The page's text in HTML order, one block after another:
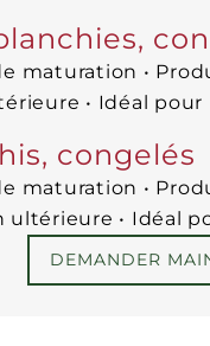
maturation •
• Idéal
congelés
maturation •
ultérieure • Idéal
DEMANDER